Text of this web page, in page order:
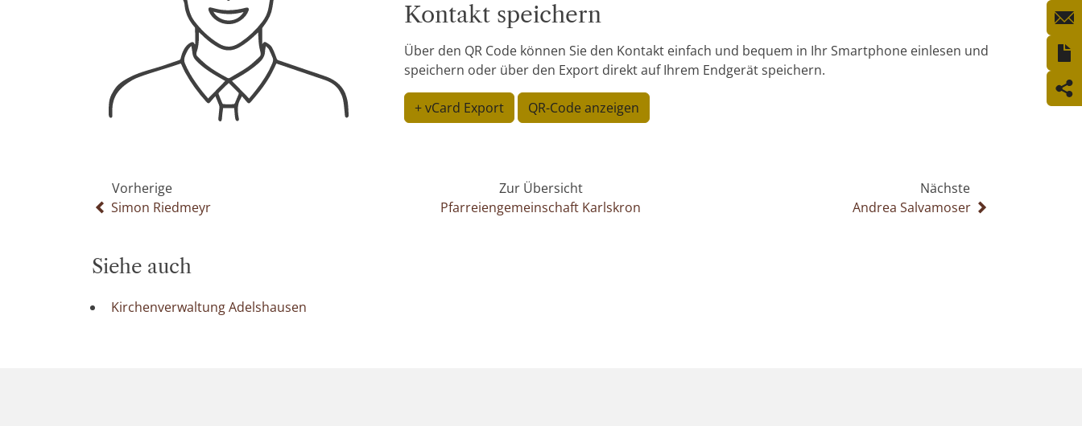
Kontakt speichern
Über den QR Code können Sie den Kontakt einfach und bequem in Ihr Smartphone einlesen und
speichern oder über den Export direkt auf Ihrem Endgerät speichern.
+ vCard Export QR-Code anzeigen
Vorherige
Simon Riedmeyr
Zur Übersicht
Pfarreiengemeinschaft Karlskron
Nächste
Andrea Salvamoser
Siehe auch
Kirchenverwaltung Adelshausen